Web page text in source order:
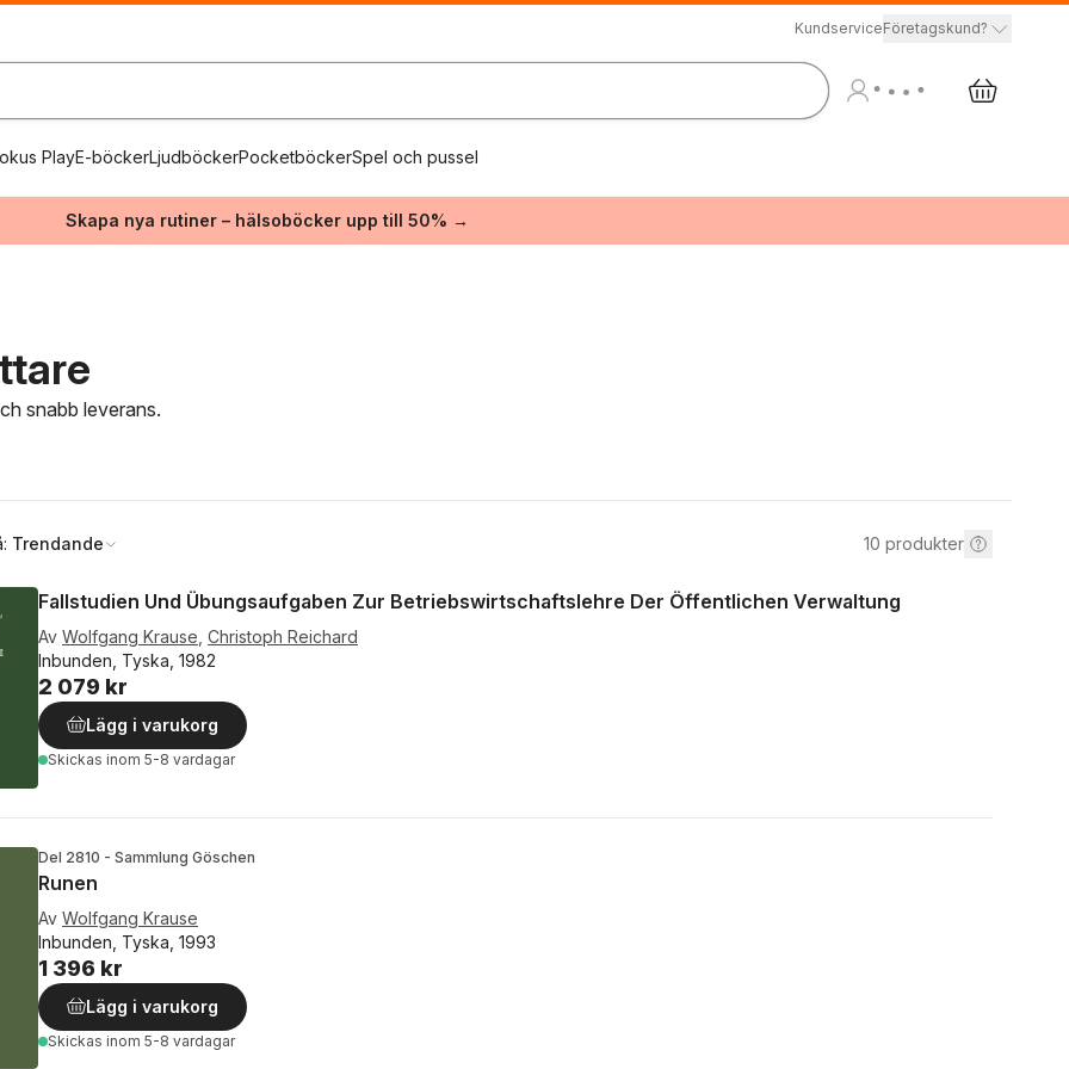
KundserviceFöretagskund?
PlayE-böckerLjudböckerPocketböckerSpel och pussel
Skapa nya rutiner – hälsoböcker upp till 50% →
snabb leverans.
Trendande 10 produkter
Fallstudien Und Übungsaufgaben Zur Betriebswirtschaftslehre Der Öffentlichen Verwaltung
Av Wolfgang Krause Christoph Reichard
Inbunden, Tyska, 1982
2 079 kr
Lägg i varukorg
Skickas inom 5-8 vardagar
Del 2810 - Sammlung Göschen
Runen
Av Wolfgang Krause
Inbunden, Tyska, 1993
1 396 kr
Lägg i varukorg
Skickas inom 5-8 vardagar